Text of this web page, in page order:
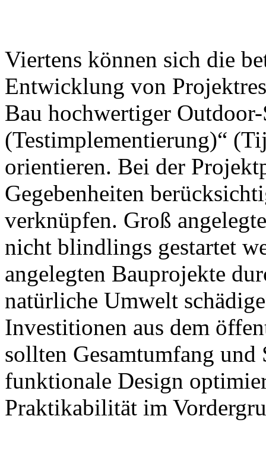
Viertens können sich die
Entwicklung von
Bau hochwertiger
(Testimplementierung)“
orientieren. Bei der
Gegebenheiten
verknüpfen. Groß
nicht blindlings gestartet
angelegten Bauprojekte
natürliche Umwelt
Investitionen aus dem
sollten Gesamtumfang
funktionale Design
Praktikabilität im